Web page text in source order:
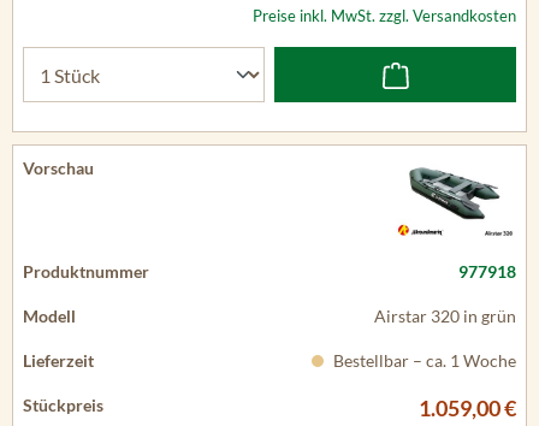
Preise inkl. MwSt. zzgl. Versandkosten
977918
Airstar 320 in grün
Bestellbar – ca. 1 Woche
1.059,00 €